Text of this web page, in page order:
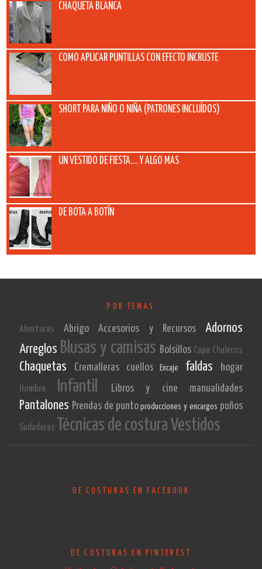
CHAQUETA BLANCA
COMO APLICAR PUNTILLAS CON EFECTO INCRUSTE
SHORT PARA NIÑO O NIÑA (PATRONES INCLUÍDOS)
UN VESTIDO DE FIESTA.... Y ALGO MAS
DE BOTA A BOTÍN
POR TEMAS
AberturasAbrigoAccesorios y RecursosAdornos
Arreglos Blusas y camisas Bolsillos Capa Chalecos
Chaquetas Cremalleras cuellosEncaje faldas hogar
Hombre Infantil Libros y cine manualidades
Pantalones Prendas de puntoproducciones y encargos puños
Sudaderas Técnicas de costura Vestidos
DE COSTURAS EN FACEBOOK
DE COSTURAS EN PINTEREST